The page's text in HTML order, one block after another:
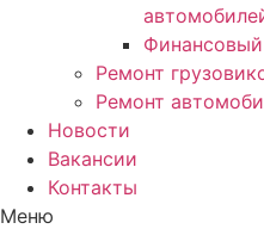
Ремонт
Ремонт
Новости
Вакансии
Контакты
Меню